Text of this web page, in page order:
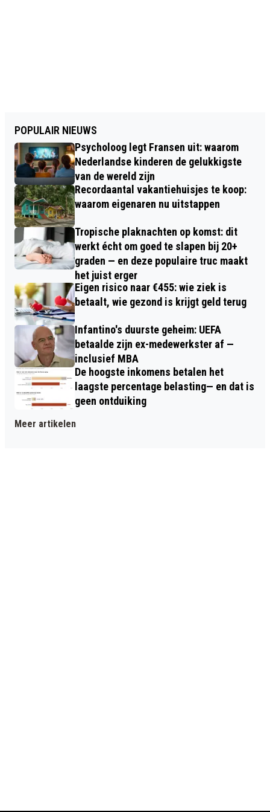
POPULAIR NIEUWS
Psycholoog legt Fransen uit: waarom
Nederlandse kinderen de gelukkigste
van de wereld zijn
Recordaantal vakantiehuisjes te koop:
waarom eigenaren nu uitstappen
Tropische plaknachten op komst: dit
werkt écht om goed te slapen bij 20+
graden — en deze populaire truc maakt
het juist erger
Eigen risico naar €455: wie ziek is
betaalt, wie gezond is krijgt geld terug
Infantino's duurste geheim: UEFA
betaalde zijn ex-medewerkster af —
inclusief MBA
De hoogste inkomens betalen het
laagste percentage belasting— en dat is
geen ontduiking
Meer artikelen